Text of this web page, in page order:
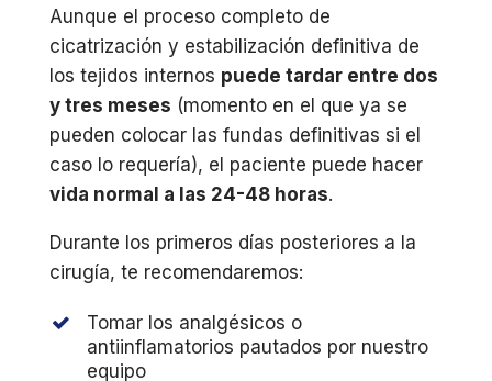
Aunque el proceso completo de
cicatrización y estabilización definitiva de
los tejidos internos puede tardar entre dos
y tres meses (momento en el que ya se
pueden colocar las fundas definitivas si el
caso lo requería), el paciente puede hacer
vida normal a las 24-48 horas.
Durante los primeros días posteriores a la
cirugía, te recomendaremos:
Tomar los analgésicos o
antiinflamatorios pautados por nuestro
equipo